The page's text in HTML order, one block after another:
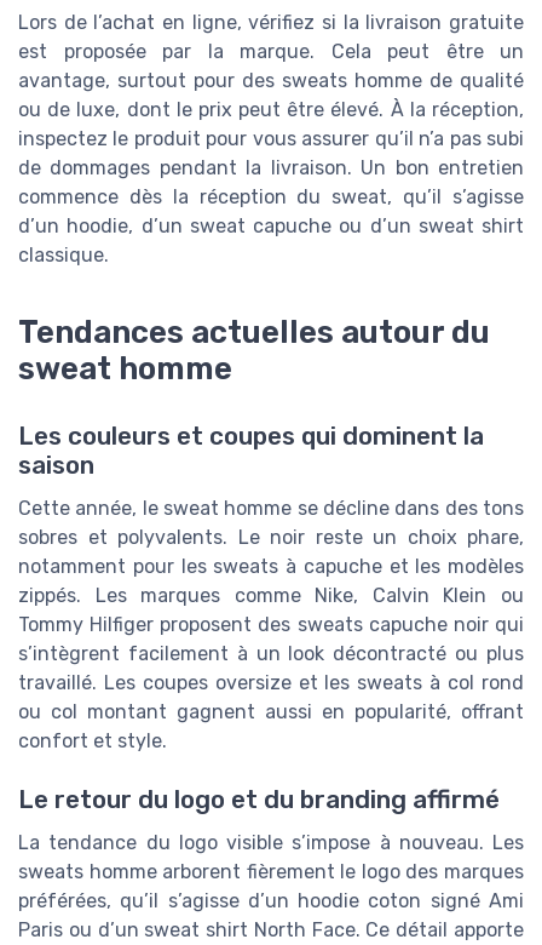
Lors de l’achat en ligne, vérifiez si la livraison gratuite
est proposée par la marque. Cela peut être un
avantage, surtout pour des sweats homme de qualité
ou de luxe, dont le prix peut être élevé. À la réception,
inspectez le produit pour vous assurer qu’il n’a pas subi
de dommages pendant la livraison. Un bon entretien
commence dès la réception du sweat, qu’il s’agisse
d’un hoodie, d’un sweat capuche ou d’un sweat shirt
classique.
Tendances actuelles autour du
sweat homme
Les couleurs et coupes qui dominent la
saison
Cette année, le sweat homme se décline dans des tons
sobres et polyvalents. Le noir reste un choix phare,
notamment pour les sweats à capuche et les modèles
zippés. Les marques comme Nike, Calvin Klein ou
Tommy Hilfiger proposent des sweats capuche noir qui
s’intègrent facilement à un look décontracté ou plus
travaillé. Les coupes oversize et les sweats à col rond
ou col montant gagnent aussi en popularité, offrant
confort et style.
Le retour du logo et du branding affirmé
La tendance du logo visible s’impose à nouveau. Les
sweats homme arborent fièrement le logo des marques
préférées, qu’il s’agisse d’un hoodie coton signé Ami
Paris ou d’un sweat shirt North Face. Ce détail apporte